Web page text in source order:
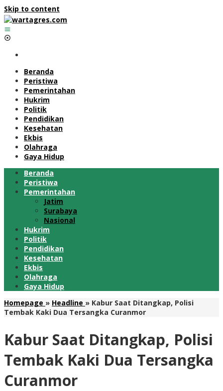
Skip to content
Beranda
Peristiwa
Pemerintahan
Hukrim
Politik
Pendidikan
Kesehatan
Ekbis
Olahraga
Gaya Hidup
Beranda
Peristiwa
Pemerintahan
Jatim
Surabaya
Nasional
Hukrim
Politik
Pendidikan
Kesehatan
Ekbis
Olahraga
Gaya Hidup
Homepage » Headline » Kabur Saat Ditangkap, Polisi
Tembak Kaki Dua Tersangka Curanmor
Kabur Saat Ditangkap, Polisi
Tembak Kaki Dua Tersangka
Curanmor